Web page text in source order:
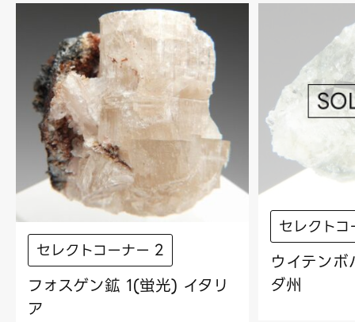
セレクトコーナー 2
フォスゲン鉱 1(蛍光) イタリ
ア
セレクト
ウイテン
ダ州